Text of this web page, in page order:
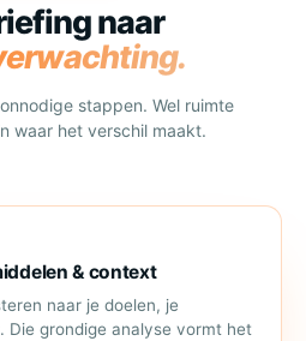
naar
stappen. Wel ruimte
waar het verschil maakt.
& context
naar je doelen, je
Die grondige analyse vormt het